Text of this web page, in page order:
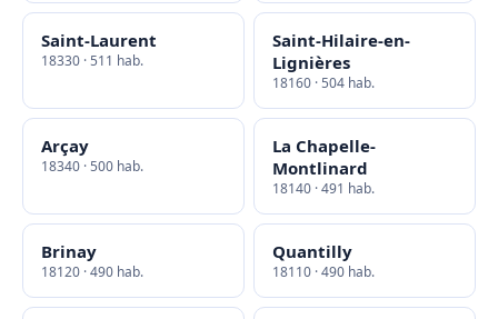
Saint-Laurent
18330 · 511 hab.
Saint-Hilaire-en-
Lignières
18160 · 504 hab.
Arçay
18340 · 500 hab.
La Chapelle-
Montlinard
18140 · 491 hab.
Brinay
18120 · 490 hab.
Quantilly
18110 · 490 hab.